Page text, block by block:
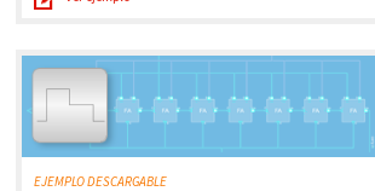
EJEMPLO DESCARGABLE